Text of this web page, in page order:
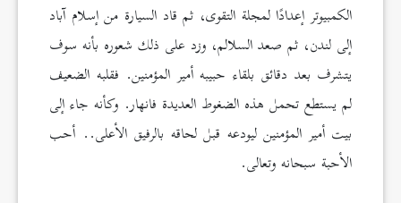
الكمبيوتر إعدادًا لمجلة التقوى، ثم قاد السيارة من إسلام آباد
إلى لندن، ثم صعد السلالم، وزد على ذلك شعوره بأنه سوف
يتشرف بعد دقائق بلقاء حبيبه أمير المؤمنين. فقلبه الضعيف
لم يستطع تحمل هذه الضغوط العديدة فانهار. وكأنه جاء إلى
بيت أمير المؤمنين ليودعه قبل لحاقه بالرفيق الأعلى.. أحب
الأحبة سبحانه وتعالى.